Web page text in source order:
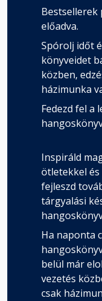
Bestsellerek
előadva.
Spórolj időt
könyveidet
közben,
házimunka
Fedezd fel a
Inspiráld
ötletekkel
fejleszd
tárgyalási
Ha naponta
belül már
vezetés
csak